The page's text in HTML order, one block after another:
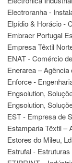
Electroranha -
Elpídio & Horácio -
Embraer Portugal
Empresa Têxtil
ENAT - Comércio
Enerarea –
Enforce -
Engsolution,
Engsolution,
EST - Empresa de
Estamparia Têxtil –
Estores do Mileu,
Estrufal -